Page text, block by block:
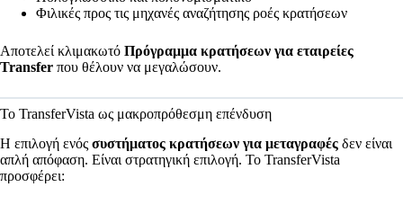
Φιλικές προς τις μηχανές αναζήτησης ροές κρατήσεων
Αποτελεί κλιμακωτό Πρόγραμμα κρατήσεων για εταιρείες
Transfer που θέλουν να μεγαλώσουν.
Το TransferVista ως μακροπρόθεσμη επένδυση
Η επιλογή ενός συστήματος κρατήσεων για μεταγραφές δεν είναι
απλή απόφαση. Είναι στρατηγική επιλογή. Το TransferVista
προσφέρει: